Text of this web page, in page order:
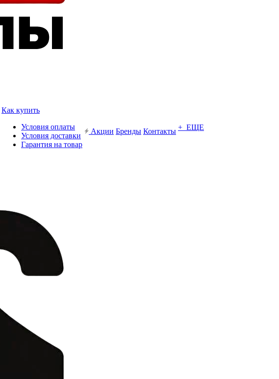
Как купить
Условия оплаты
Условия доставки
Гарантия на товар
Акции Бренды Контакты + ЕЩЕ